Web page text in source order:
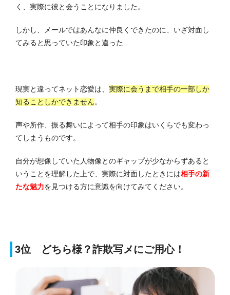
く、実際に彼と会うことになりました。
しかし、メールではあんなに仲良くできたのに、いざ対面し
てみると思っていた印象と違った…
現実と違ってネット恋愛は、 実際に会うまで相手の一部しか
知ることしかできません。
声や所作、振る舞いによって相手の印象はいくらでも変わっ
てしまうものです。
自分が想像していた人物像とのギャップが少なからずあると
いうことを理解した上で、実際に対面したときには相手の新
たな魅力を見つける方に意識を向けてみてください。
3位 どちら様？詐欺写メにご用心！